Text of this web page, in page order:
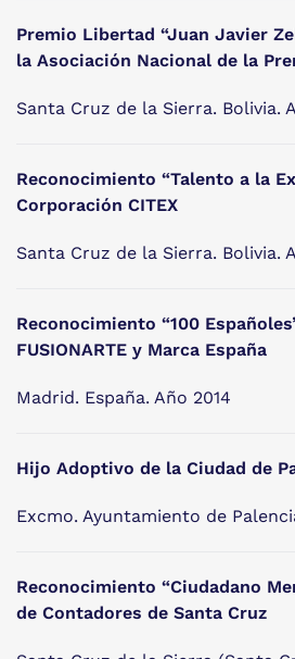
Premio Libertad “Juan Javier
la Asociación Nacional de la
Santa Cruz de la Sierra. Bolivia.
Reconocimiento “Talento a la
Corporación CITEX
Santa Cruz de la Sierra. Bolivia.
Reconocimiento “100
FUSIONARTE y Marca España
Madrid. España. Año 2014
Hijo Adoptivo de la Ciudad de
Excmo. Ayuntamiento de
Reconocimiento “Ciudadano
de Contadores de Santa Cruz